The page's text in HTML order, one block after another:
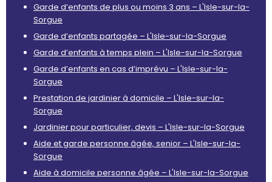
Garde d’enfants de plus ou moins 3 ans – L'Isle-sur-la-
Sorgue
Garde d’enfants partagée – L'Isle-sur-la-Sorgue
Garde d’enfants à temps plein – L'Isle-sur-la-Sorgue
Garde d’enfants en cas d’imprévu – L'Isle-sur-la-
Sorgue
Prestation de jardinier à domicile – L'Isle-sur-la-
Sorgue
Jardinier pour particulier, devis – L'Isle-sur-la-Sorgue
Aide et garde personne âgée, senior – L'Isle-sur-la-
Sorgue
Aide à domicile personne âgée – L'Isle-sur-la-Sorgue